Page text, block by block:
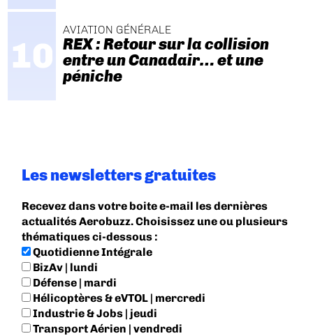
AVIATION GÉNÉRALE
REX : Retour sur la collision
entre un Canadair… et une
péniche
Les newsletters gratuites
Recevez dans votre boite e-mail les dernières
actualités Aerobuzz. Choisissez une ou plusieurs
thématiques ci-dessous :
Quotidienne Intégrale
BizAv | lundi
Défense | mardi
Hélicoptères & eVTOL | mercredi
Industrie & Jobs | jeudi
Transport Aérien | vendredi